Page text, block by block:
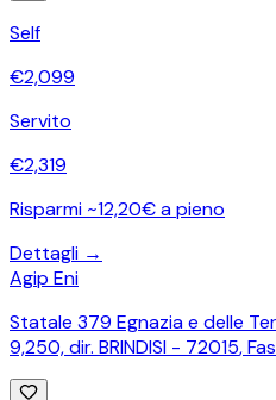
Self
€2,099
Servito
€2,319
Risparmi ~12,20€ a pieno
Dettagli →
Agip Eni
Statale 379 Egnazia e delle
9,250, dir. BRINDISI - 72015,